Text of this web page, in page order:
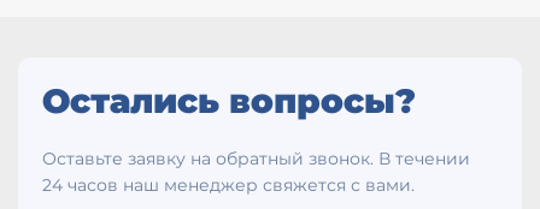
Остались вопросы?
Оставьте заявку на обратный звонок. В течении
24 часов наш менеджер свяжется с вами.